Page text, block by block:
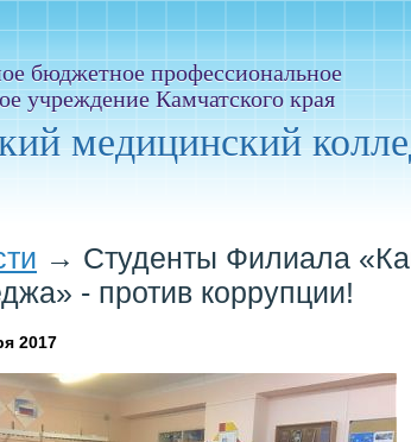
бюджетное профессиональное
учреждение Камчатского края
медицинский
→ Студенты Филиала
- против коррупции!
2017